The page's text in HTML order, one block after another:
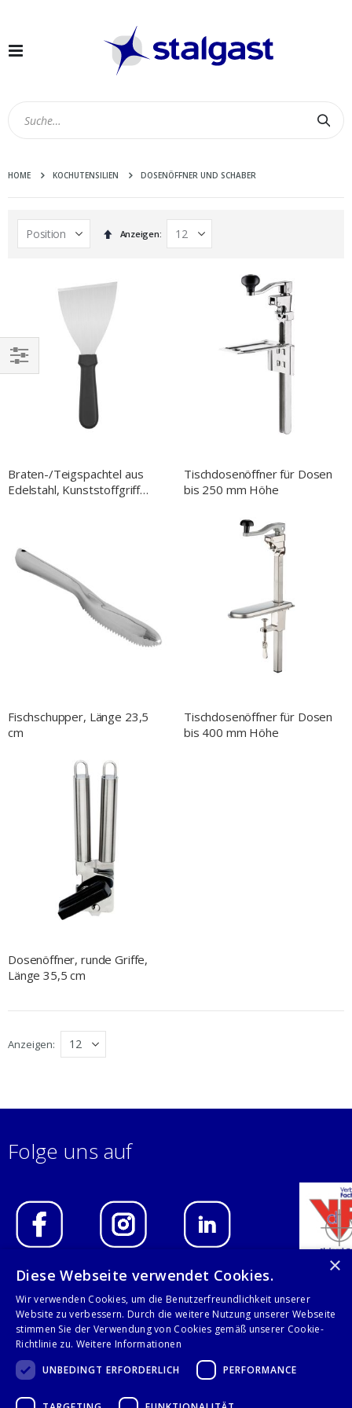
Navigation
HOME KOCHUTENSILIEN DOSENÖFFNER UND SCHABER
In
absteigender
Anzeigen
Braten-/Teigspachtel aus
Edelstahl, Kunststoffgriff
Tischdosenöffner für Dosen
bis 250 mm Höhe
Fischschupper, Länge 23,5
cm
Tischdosenöffner für Dosen
bis 400 mm Höhe
Dosenöffner, runde Griffe,
Länge 35,5 cm
Anzeigen
EINKAUFEN
Folge uns auf
IMPRESSUM
DATENSCHUTZERKLÄRUNG
AGB
KONTAKT
×
Diese Webseite verwendet Cookies.
Wir verwenden Cookies, um die Benutzerfreundlichkeit unserer
Website zu verbessern. Durch die weitere Nutzung unserer Webseite
stimmen Sie der Verwendung von Cookies gemäß unserer Cookie-
Richtlinie zu. Weitere Informationen
UNBEDINGT ERFORDERLICH
PERFORMANCE